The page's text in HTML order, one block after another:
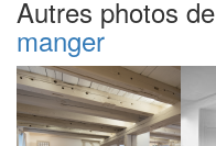
Autres photos de
manger